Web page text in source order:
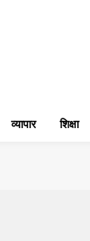
व्यापार शिक्षा